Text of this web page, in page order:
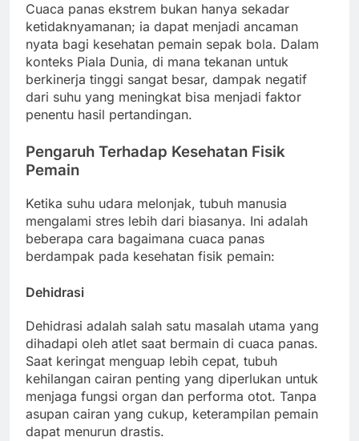
Cuaca panas ekstrem bukan hanya sekadar
ketidaknyamanan; ia dapat menjadi ancaman
nyata bagi kesehatan pemain sepak bola. Dalam
konteks Piala Dunia, di mana tekanan untuk
berkinerja tinggi sangat besar, dampak negatif
dari suhu yang meningkat bisa menjadi faktor
penentu hasil pertandingan.
Pengaruh Terhadap Kesehatan Fisik
Pemain
Ketika suhu udara melonjak, tubuh manusia
mengalami stres lebih dari biasanya. Ini adalah
beberapa cara bagaimana cuaca panas
berdampak pada kesehatan fisik pemain:
Dehidrasi
Dehidrasi adalah salah satu masalah utama yang
dihadapi oleh atlet saat bermain di cuaca panas.
Saat keringat menguap lebih cepat, tubuh
kehilangan cairan penting yang diperlukan untuk
menjaga fungsi organ dan performa otot. Tanpa
asupan cairan yang cukup, keterampilan pemain
dapat menurun drastis.